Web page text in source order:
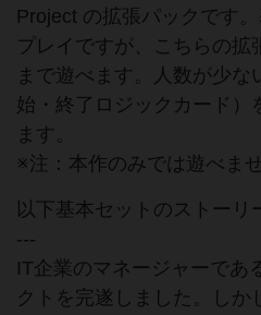
Project の拡張パックです
プレイですが、こちらの拡
まで遊べます。人数が少な
始・終了ロジックカード）
ます。
※注：本作のみでは遊べませ
以下基本セットのストーリ
---
IT企業のマネージャーであ
クトを完遂しました。しか